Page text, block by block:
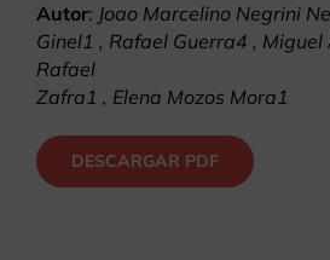
Autor: Joao Marcelino Negrini
Ginel1 , Rafael Guerra4 ,
Rafael
Zafra1 , Elena Mozos Mora1
DESCARGAR PDF